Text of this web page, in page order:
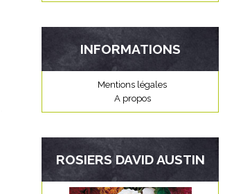
INFORMATIONS
Mentions légales
A propos
ROSIERS DAVID AUSTIN